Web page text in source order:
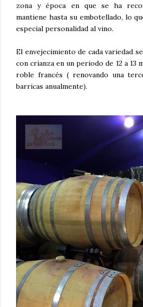
zona y época en que se ha
mantiene hasta su embotellado, lo
especial personalidad al vino.
El envejecimiento de cada variedad
con crianza en un periodo de 12 a 13
roble francés ( renovando una
barricas anualmente).